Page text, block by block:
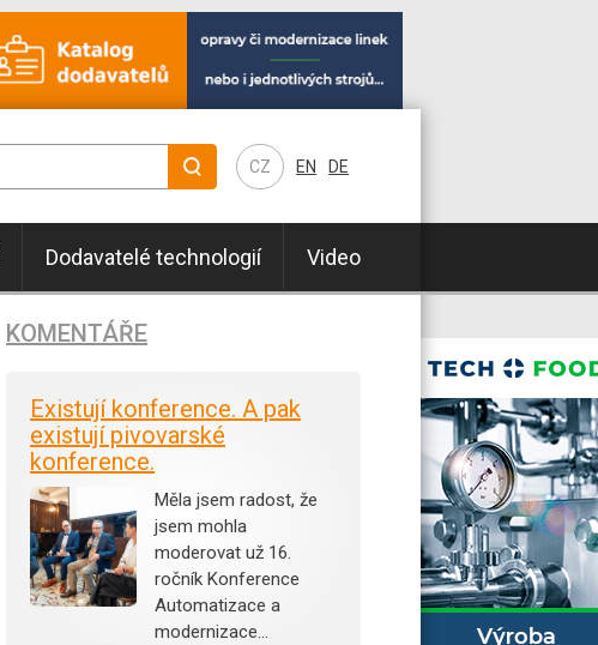
CZ EN DE
Dodavatelé technologií Video
KOMENTÁŘE
Existují konference. A pak
existují pivovarské
konference.
Měla jsem radost, že
jsem mohla
moderovat už 16.
ročník Konference
Automatizace a
modernizace…